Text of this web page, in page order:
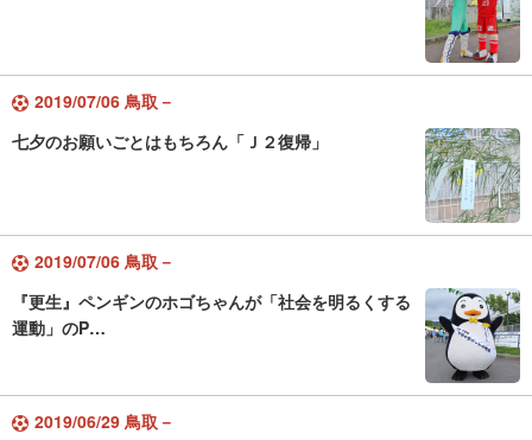
2019/07/06 鳥取－
七夕のお願いごとはもちろん「Ｊ２復帰」
2019/07/06 鳥取－
『更生』ペンギンのホゴちゃんが「社会を明るくする
運動」のP…
2019/06/29 鳥取－